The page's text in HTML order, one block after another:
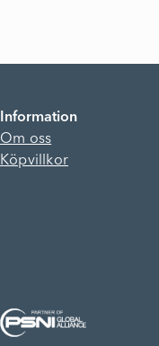
Information
Om oss
Köpvillkor